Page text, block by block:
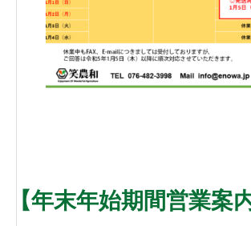
【年末年始期間営業案内